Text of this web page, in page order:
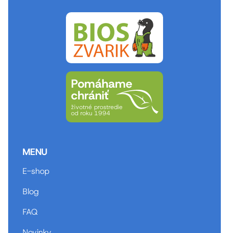
Pomáhame
chrániť
životné prostredie
od roku 1994
MENU
E-shop
Blog
FAQ